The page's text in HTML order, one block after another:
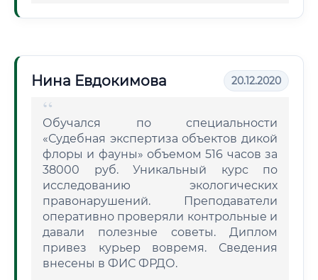
Нина Евдокимова 20.12.2020
Обучался по специальности
«Судебная экспертиза объектов дикой
флоры и фауны» объемом 516 часов за
38000 руб. Уникальный курс по
исследованию экологических
правонарушений. Преподаватели
оперативно проверяли контрольные и
давали полезные советы. Диплом
привез курьер вовремя. Сведения
внесены в ФИС ФРДО.